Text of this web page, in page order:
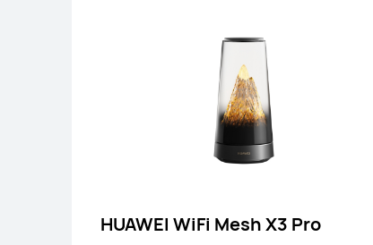
HUAWEI WiFi Mesh X3 Pro